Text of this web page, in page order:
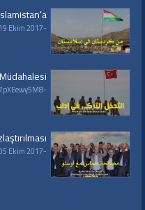
-Aydınlatmalar Serisi- Kürdistan’dan İslamistan’a! Hazırlayan ve Sunan: Dr. Osman Bahaş H. 29 Muharrem 1439 - M. 19 Ekim 2017
-Aydınlatmalar Serisi- Türkiye’nin İdlib Müdahalesi! Hazırlayan ve Sunan: Dr. Osman Bahaş H. 22 Muharrem 1439 - M. 12 Ekim 2017 https://youtu.be/c7pXEewy5M8
-Aydınlatmalar Serisi- Hamas’ın Oslo İle Uzlaştırılması! Hazırlayan ve Sunan: Dr. Osman Bahaş H. 15 Muharrem 1439 - M. 05 Ekim 2017